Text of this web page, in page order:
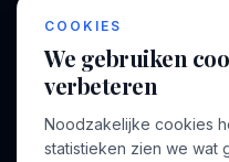
Bedrijven
Blog
COOKIES
We gebruiken
verbeteren
Noodzakelijke cookies
statistieken zien we wat